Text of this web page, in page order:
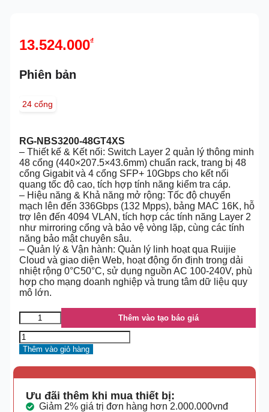
13.524.000₫
Phiên bản
24 cổng
RG-NBS3200-48GT4XS
– Thiết kế & Kết nối: Switch Layer 2 quản lý thông minh
48 cổng (440×207.5×43.6mm) chuẩn rack, trang bị 48
cổng Gigabit và 4 cổng SFP+ 10Gbps cho kết nối
quang tốc độ cao, tích hợp tính năng kiểm tra cáp.
– Hiệu năng & Khả năng mở rộng: Tốc độ chuyển
mạch lên đến 336Gbps (132 Mpps), bảng MAC 16K, hỗ
trợ lên đến 4094 VLAN, tích hợp các tính năng Layer 2
như mirroring cổng và bảo vệ vòng lặp, cùng các tính
năng bảo mật chuyên sâu.
– Quản lý & Vận hành: Quản lý linh hoạt qua Ruijie
Cloud và giao diện Web, hoạt động ổn định trong dải
nhiệt rộng 0°C50°C, sử dụng nguồn AC 100-240V, phù
hợp cho mạng doanh nghiệp và trung tâm dữ liệu quy
mô lớn.
Thêm vào tạo báo giá
Thêm vào giỏ hàng
Ưu đãi thêm khi mua thiết bị:
Giảm 2% giá trị đơn hàng hơn 2.000.000vnđ